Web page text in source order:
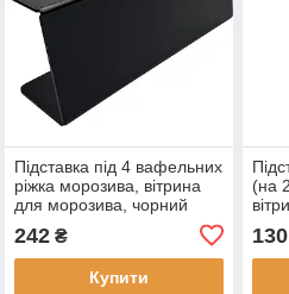
Підставка під 4 вафельних
ріжка морозива, вітрина
для морозива, чорний
242₴
Купити
(на
130